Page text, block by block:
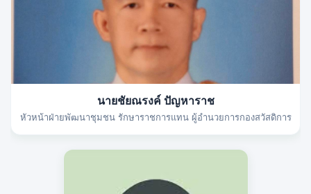
นายชัยณรงค์ ปัญหาราช
หัวหน้าฝ่ายพัฒนาชุมชน รักษาราชการแทน ผู้อำนวยการกองสวัสดิการ